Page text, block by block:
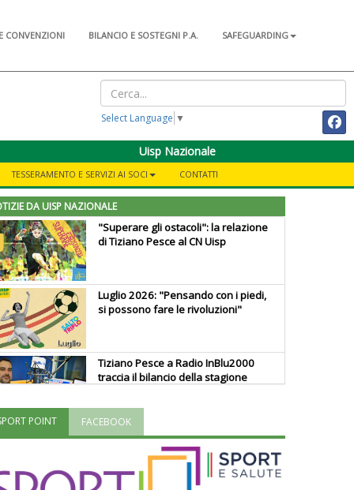
CONVENZIONI BILANCIO E SOSTEGNI P.A. SAFEGUARDING
Select Language ▼
Uisp Nazionale
TESSERAMENTO E SERVIZI AI SOCI CONTATTI
DA UISP NAZIONALE
"Superare gli ostacoli": la relazione
di Tiziano Pesce al CN Uisp
Luglio 2026: "Pensando con i piedi,
si possono fare le rivoluzioni"
Tiziano Pesce a Radio InBlu2000
traccia il bilancio della stagione
valorizzi le nostre specificità"
POINT FACEBOOK